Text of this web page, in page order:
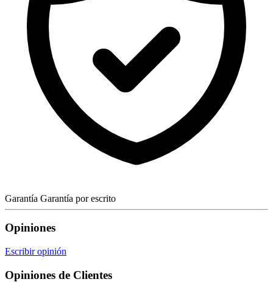
Garantía Garantía por escrito
Opiniones
Escribir opinión
Opiniones de Clientes